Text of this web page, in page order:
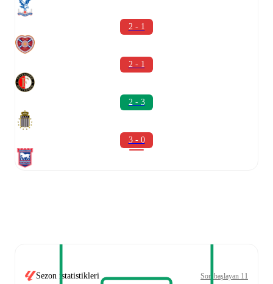
2 - 1
2 - 1
2 - 3
3 - 0
Sezon istatistikleri Son başlayan 11